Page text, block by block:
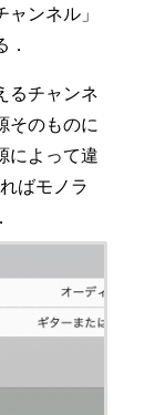
ンネル」
るチャンネ
そのものに
によって違
ばモノラ